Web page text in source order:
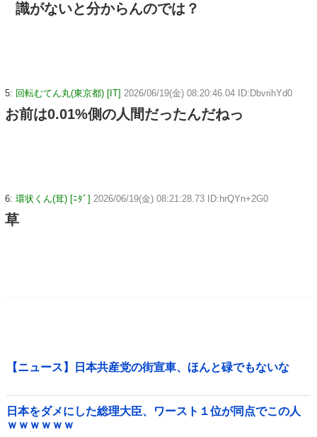
識がないと分からんのでは？
5: 回転むてん丸(東京都) [IT] 2026/06/19(金) 08:20:46.04 ID:DbvrihYd0
お前は0.01%側の人間だったんだねっ
6: 環状くん(茸) [ﾆﾀﾞ] 2026/06/19(金) 08:21:28.73 ID:hrQYn+2G0
草
【ニュース】日本共産党の街宣車、ほんと碌でもないな
日本をダメにした総理大臣、ワースト１位が同点でこの人
ｗｗｗｗｗｗ